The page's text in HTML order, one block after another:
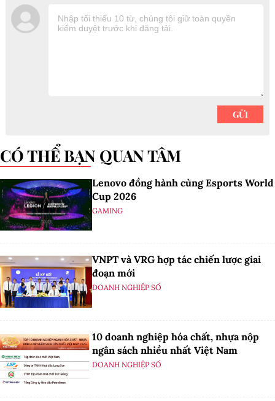
CÓ THỂ BẠN QUAN TÂM
Lenovo đồng hành cùng Esports World
Cup 2026
GAMING
VNPT và VRG hợp tác chiến lược giai
đoạn mới
DOANH NGHIỆP SỐ
10 doanh nghiệp hóa chất, nhựa nộp
ngân sách nhiều nhất Việt Nam
DOANH NGHIỆP SỐ